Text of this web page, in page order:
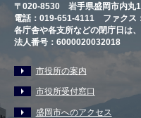
〒020-8530 岩手県盛岡市内
電話：019-651-4111 ファクス
各庁舎や各支所などの閉庁日は
法人番号：6000020032018
市役所の案内
市役所受付窓口
盛岡市へのアクセス